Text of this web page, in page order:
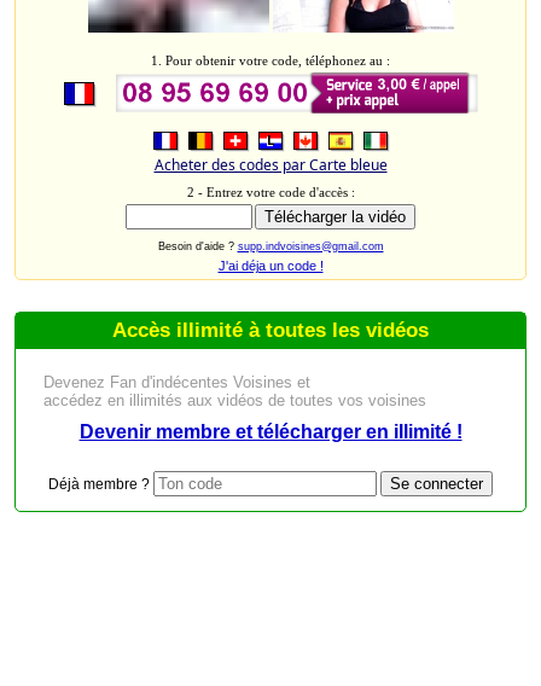
1. Pour obtenir votre code, téléphonez au :
Acheter des codes par Carte bleue
2 - Entrez votre code d'accès :
Besoin d'aide ? supp.indvoisines@gmail.com
J'ai déja un code !
Accès illimité à toutes les vidéos
Devenez Fan d'indécentes Voisines et
accédez en illimités aux vidéos de toutes vos voisines
Devenir membre et télécharger en illimité !
Déjà membre ?